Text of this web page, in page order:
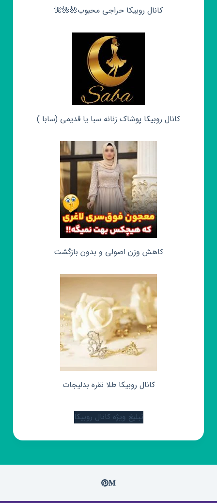
کانال روبیکا حراجی محبوب🌺🌺🌺
کانال روبیکا پوشاک زنانه سبا یا قدیمی (سابا )
کاهش وزن اصولی و بدون بازگشت
کانال روبیکا طلا نقره بدلیجات
تبلیغ ویژه کانال روبیکا